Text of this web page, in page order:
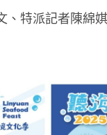
、特派記者陳綿